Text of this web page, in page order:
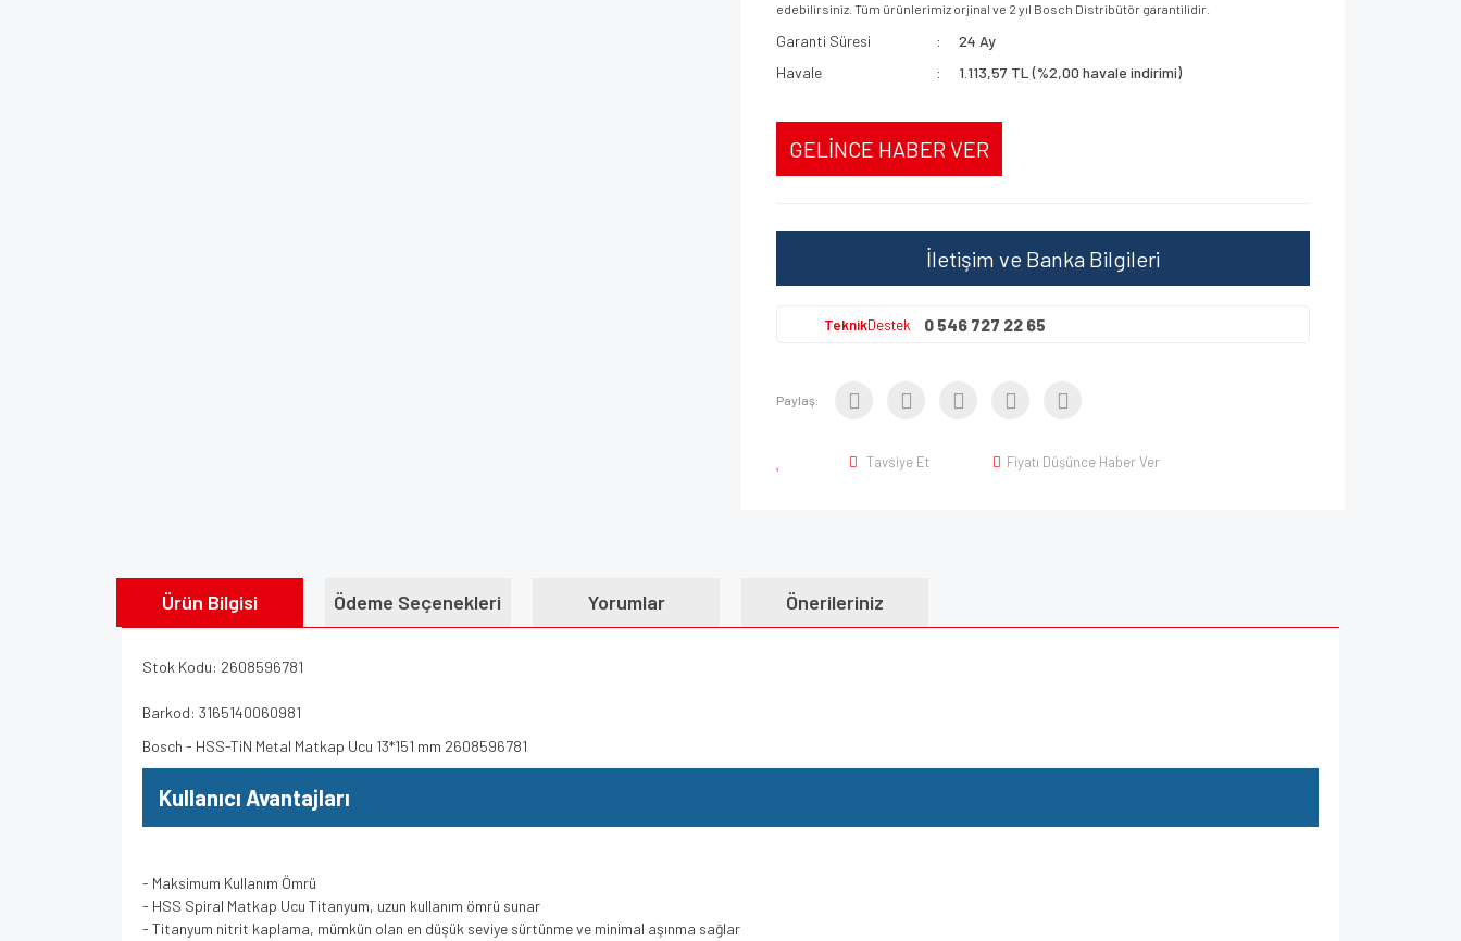
edebilirsiniz. Tüm ürünlerimiz orjinal ve 2 yıl Bosch Distribütör garantilidir.
Garanti Süresi
24 Ay
Havale
1.113,57 TL (%2,00 havale indirimi)
GELİNCE HABER VER
İletişim ve Banka Bilgileri
TeknikDestek 0 546 727 22 65
Paylaş:
Tavsiye Et Fiyatı Düşünce Haber Ver
Ürün Bilgisi Ödeme Seçenekleri Yorumlar Önerileriniz
Stok Kodu: 2608596781
Barkod: 3165140060981
Bosch - HSS-TiN Metal Matkap Ucu 13*151 mm 2608596781
Kullanıcı Avantajları
- Maksimum Kullanım Ömrü
- HSS Spiral Matkap Ucu Titanyum, uzun kullanım ömrü sunar
- Titanyum nitrit kaplama, mümkün olan en düşük seviye sürtünme ve minimal aşınma sağlar